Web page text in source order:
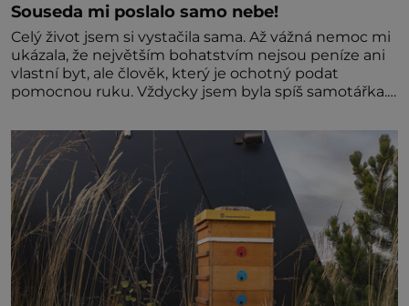
Souseda mi poslalo samo nebe!
Celý život jsem si vystačila sama. Až vážná nemoc mi
ukázala, že největším bohatstvím nejsou peníze ani
vlastní byt, ale člověk, který je ochotný podat
pomocnou ruku. Vždycky jsem byla spíš samotářka.
ani partnera. Stačily mi knihy, práce a hlavně klid.
Hned po studiích jsem odešla z rodného města,